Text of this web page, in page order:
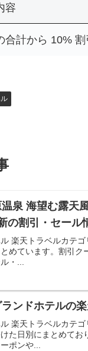
容
合計から 10% 割
泉 海望む露天
の割引・セール
楽天トラベルカテ
めています。割引ク
・...
ンドホテルの
楽天トラベルカテ
た日別にまとめてお
ポンや...